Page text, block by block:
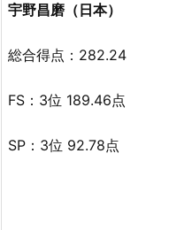
宇野昌磨（日本）
総合得点：282.24
FS：3位 189.46点
SP：3位 92.78点